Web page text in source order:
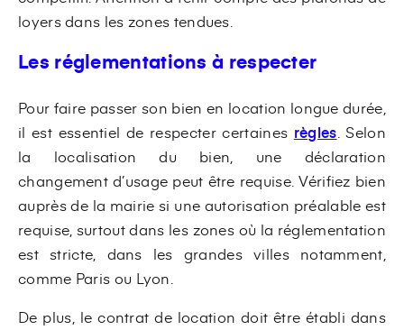
loyers dans les zones tendues.
Les réglementations à respecter
Pour faire passer son bien en location longue durée,
il est essentiel de respecter certaines règles . Selon
la localisation du bien, une déclaration
changement d’usage peut être requise. Vérifiez bien
auprès de la mairie si une autorisation préalable est
requise, surtout dans les zones où la réglementation
est stricte, dans les grandes villes notamment,
comme Paris ou Lyon.
De plus, le contrat de location doit être établi dans